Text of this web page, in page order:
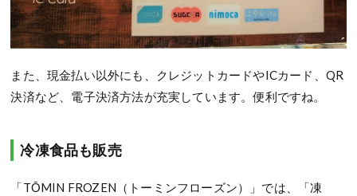
また、現金払い以外にも、クレジットカードやICカード、QR
決済など、電子決済方法が充実しています。便利ですね。
冷凍食品も販売
「TŌMIN FROZEN（トーミンフローズン）」では、「凍